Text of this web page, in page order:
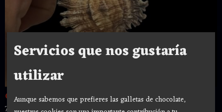
Caracola 10 cm Santeria nº8 CARACOL...
Servicios que nos gustaría
utilizar
Aunque sabemos que prefieres las galletas de chocolate,